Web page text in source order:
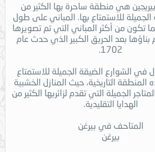
هي منطقة ساحرة بها الكثير من
الجميلة للاستمتاع بها. المباني على طول
تكون من أكثر المباني التي تم تصويرها
بناؤها بعد الحريق الكبير الذي حدث عام
1702.
في الشوارع الضيقة الجميلة للاستمتاع
المنطقة التاريخية، حيث المنازل الخشبية
الجميلة التي تقدم لزائريها الكثير من
الهدايا التقليدية.
المتاحف في بيرغن
بيرغن